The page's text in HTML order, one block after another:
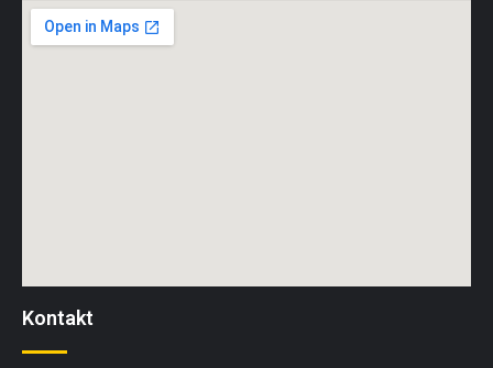
Kontakt